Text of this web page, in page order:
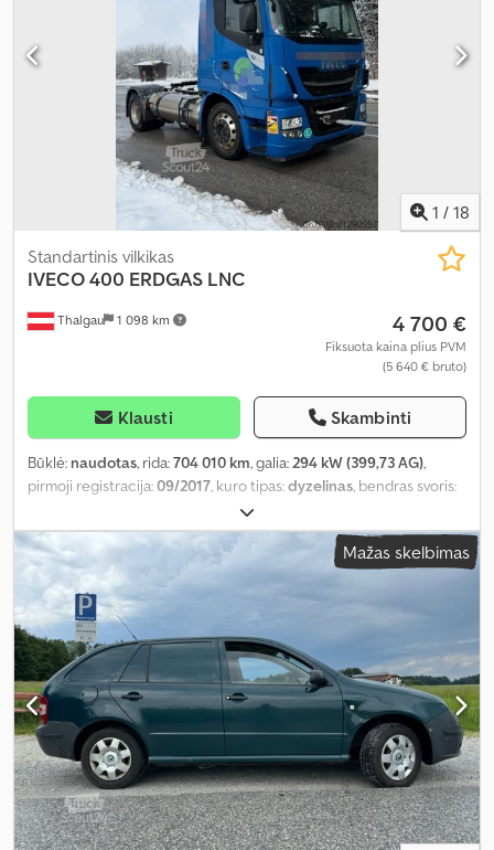
1 / 18
Thalgau 1 098 km
Standartinis vilkikas
IVECO400 ERDGAS LNC
4 700 €
Fiksuota kaina plius PVM
(5 640 € bruto)
Klausti Skambinti
Būklė: naudotas, rida:704 010 km, galia: 294 kW (399,73 AG),
pirmoji registracija:09/2017 , kuro tipas:dyzelinas , bendras svoris:
2 ašys
stabdžiai:retarderis, spalva:mėlyna, pavaros tipas:automatinis,
emisijos klasė:
, Gamybos metai: , Įranga:ABS,
autonominis šildytuvas, oro kondicionavimas, patyrė avariją
Mažas skelbimas